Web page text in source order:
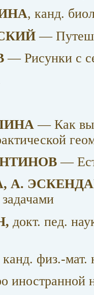
, канд.
—
— Рисунки с
— Как
—
А.
докт. пед.
канд. физ.-